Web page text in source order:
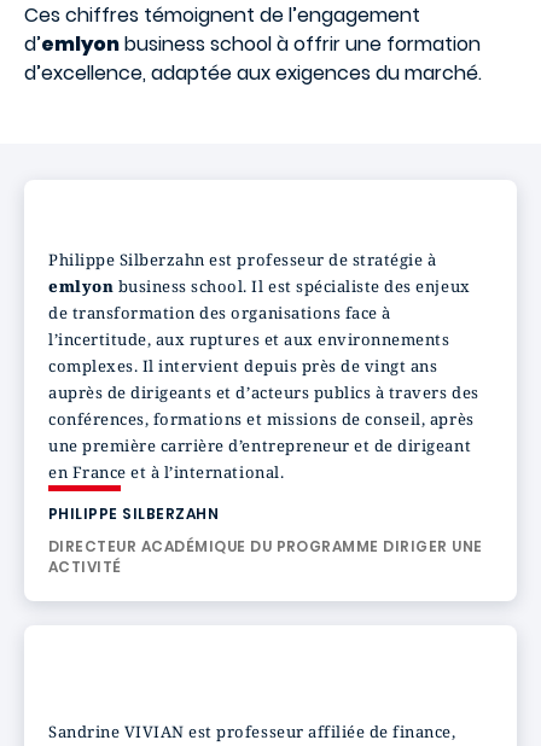
Ces chiffres témoignent de l’engagement
d’emlyonbusiness school à offrir une formation
d’excellence, adaptée aux exigences du marché.
Philippe Silberzahn est professeur de stratégie à
emlyon business school. Il est spécialiste des enjeux
de transformation des organisations face à
l’incertitude, aux ruptures et aux environnements
complexes. Il intervient depuis près de vingt ans
auprès de dirigeants et d’acteurs publics à travers des
conférences, formations et missions de conseil, après
une première carrière d’entrepreneur et de dirigeant
en France et à l’international.
PHILIPPE SILBERZAHN
DIRECTEUR ACADÉMIQUE DU PROGRAMME DIRIGER UNE
ACTIVITÉ
Sandrine VIVIAN est professeur affiliée de finance,